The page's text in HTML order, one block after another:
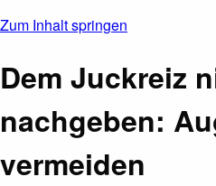
Zum Inhalt springen
Dem Juckreiz
nachgeben:
vermeiden